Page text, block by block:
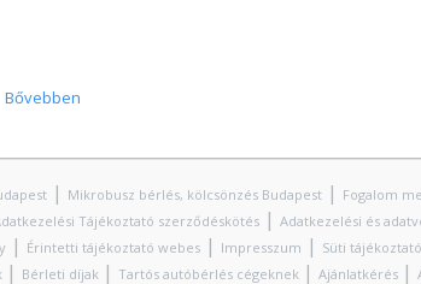
Bővebben
| Mikrobusz bérlés, kölcsönzés Budapest | Fogalom
Tájékoztató szerződéskötés | Adatkezelési és
| Érintetti tájékoztató webes | Impresszum | Süti tájékoztató
| Bérleti díjak | Tartós autóbérlés cégeknek | Ajánlatkérés |